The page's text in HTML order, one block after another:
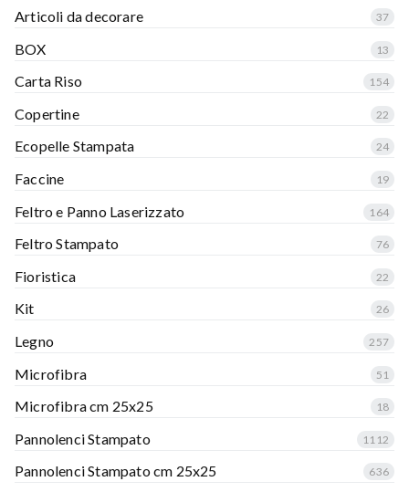
Articoli da decorare 37
BOX 13
Carta Riso 154
Copertine 22
Ecopelle Stampata 24
Faccine 19
Feltro e Panno Laserizzato 164
Feltro Stampato 76
Fioristica 22
Kit 26
Legno 257
Microfibra 51
Microfibra cm 25x25 18
Pannolenci Stampato 1112
Pannolenci Stampato cm 25x25 636